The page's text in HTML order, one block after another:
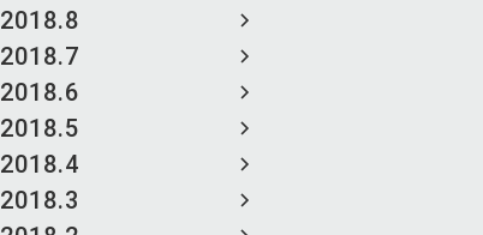
2018.8
2018.7
2018.6
2018.5
2018.4
2018.3